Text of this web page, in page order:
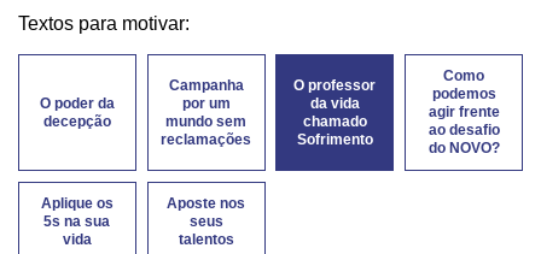
Textos para motivar:
O poder da
decepção
Campanha
por um
mundo sem
reclamações
O professor
da vida
chamado
Sofrimento
Como
podemos
agir frente
ao desafio
do NOVO?
Aplique os
5s na sua
vida
Aposte nos
seus
talentos